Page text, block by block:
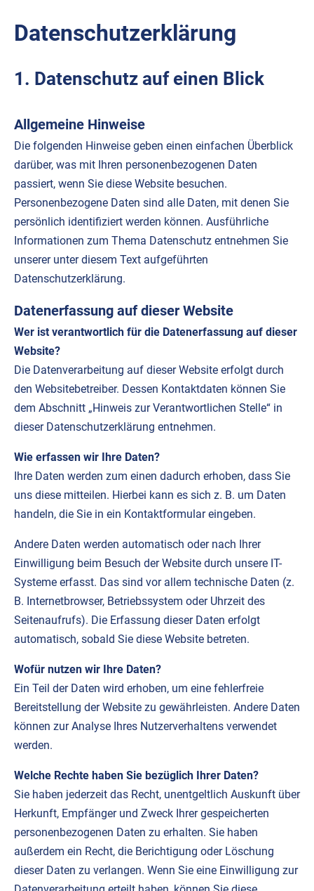
Datenschutzerklärung
1. Datenschutz auf einen Blick
Allgemeine Hinweise
Die folgenden Hinweise geben einen einfachen Überblick
darüber, was mit Ihren personenbezogenen Daten
passiert, wenn Sie diese Website besuchen.
Personenbezogene Daten sind alle Daten, mit denen Sie
persönlich identifiziert werden können. Ausführliche
Informationen zum Thema Datenschutz entnehmen Sie
unserer unter diesem Text aufgeführten
Datenschutzerklärung.
Datenerfassung auf dieser Website
Wer ist verantwortlich für die Datenerfassung auf dieser
Website?
Die Datenverarbeitung auf dieser Website erfolgt durch
den Websitebetreiber. Dessen Kontaktdaten können Sie
dem Abschnitt „Hinweis zur Verantwortlichen Stelle“ in
dieser Datenschutzerklärung entnehmen.
Wie erfassen wir Ihre Daten?
Ihre Daten werden zum einen dadurch erhoben, dass Sie
uns diese mitteilen. Hierbei kann es sich z. B. um Daten
handeln, die Sie in ein Kontaktformular eingeben.
Andere Daten werden automatisch oder nach Ihrer
Einwilligung beim Besuch der Website durch unsere IT-
Systeme erfasst. Das sind vor allem technische Daten (z.
B. Internetbrowser, Betriebssystem oder Uhrzeit des
Seitenaufrufs). Die Erfassung dieser Daten erfolgt
automatisch, sobald Sie diese Website betreten.
Wofür nutzen wir Ihre Daten?
Ein Teil der Daten wird erhoben, um eine fehlerfreie
Bereitstellung der Website zu gewährleisten. Andere Daten
können zur Analyse Ihres Nutzerverhaltens verwendet
werden.
Welche Rechte haben Sie bezüglich Ihrer Daten?
Sie haben jederzeit das Recht, unentgeltlich Auskunft über
Herkunft, Empfänger und Zweck Ihrer gespeicherten
personenbezogenen Daten zu erhalten. Sie haben
außerdem ein Recht, die Berichtigung oder Löschung
dieser Daten zu verlangen. Wenn Sie eine Einwilligung zur